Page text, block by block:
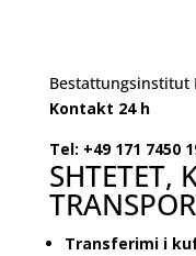
Bestattungsinstitut
Kontakt 24 h
Tel: +49 171 7450
SHTETET,
Transferimi i